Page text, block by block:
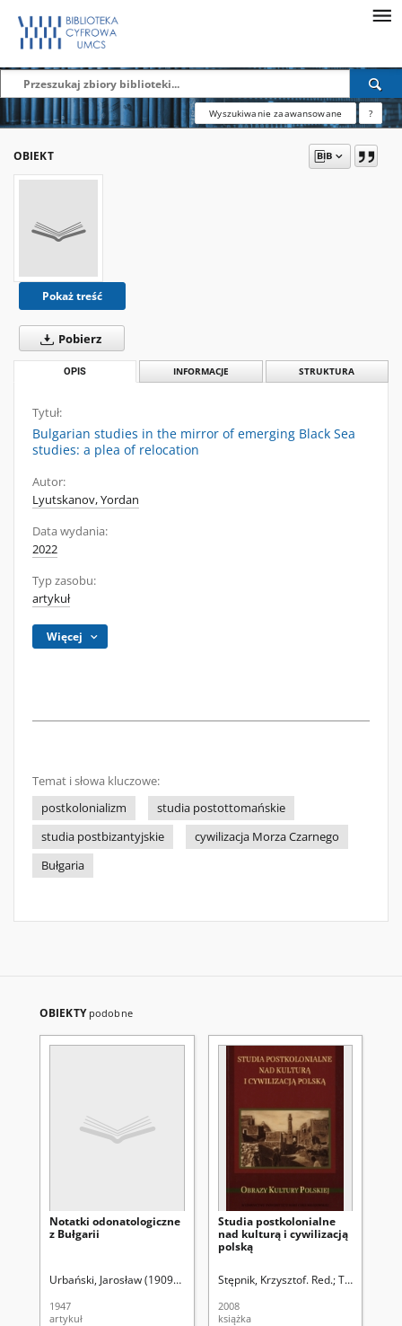
Wyszukiwanie zaawansowane ?
OBIEKT
Pokaż treść
Pobierz
OPIS INFORMACJE STRUKTURA
Tytuł:
Bulgarian studies in the mirror of emerging Black Sea
studies: a plea of relocation
Autor:
Lyutskanov, Yordan
Data wydania:
2022
Typ zasobu:
artykuł
Więcej
Temat i słowa kluczowe:
postkolonializm
studia postottomańskie
studia postbizantyjskie
cywilizacja Morza Czarnego
Bułgaria
OBIEKTY podobne
Notatki odonatologiczne
z Bułgarii
Urbański, Jarosław (1909-1981) pod redakcją Komitetu
1947
artykuł
Studia postkolonialne
nad kulturą i cywilizacją
polską
Stępnik, Krzysztof. Red.
2008
książka